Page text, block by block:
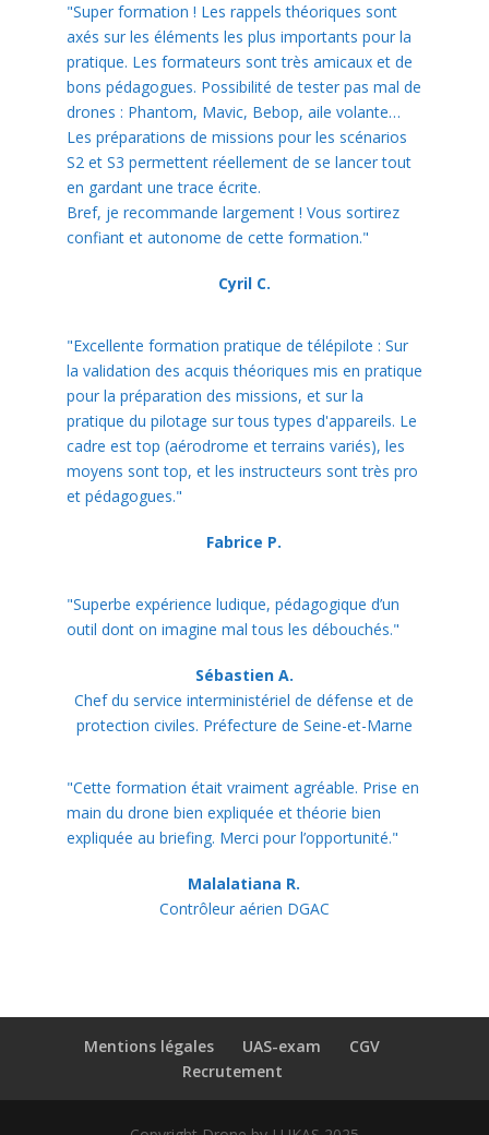
"Super formation ! Les rappels théoriques sont
axés sur les éléments les plus importants pour la
pratique. Les formateurs sont très amicaux et de
bons pédagogues. Possibilité de tester pas mal de
drones : Phantom, Mavic, Bebop, aile volante…
Les préparations de missions pour les scénarios
S2 et S3 permettent réellement de se lancer tout
en gardant une trace écrite.
Bref, je recommande largement ! Vous sortirez
confiant et autonome de cette formation."
Cyril C.
"Excellente formation pratique de télépilote : Sur
la validation des acquis théoriques mis en pratique
pour la préparation des missions, et sur la
pratique du pilotage sur tous types d'appareils. Le
cadre est top (aérodrome et terrains variés), les
moyens sont top, et les instructeurs sont très pro
et pédagogues."
Fabrice P.
"Superbe expérience ludique, pédagogique d’un
outil dont on imagine mal tous les débouchés."
Sébastien A.
Chef du service interministériel de défense et de
protection civiles. Préfecture de Seine-et-Marne
"Cette formation était vraiment agréable. Prise en
main du drone bien expliquée et théorie bien
expliquée au briefing. Merci pour l’opportunité."
Malalatiana R.
Contrôleur aérien DGAC
Mentions légales UAS-exam
CGV
Recrutement